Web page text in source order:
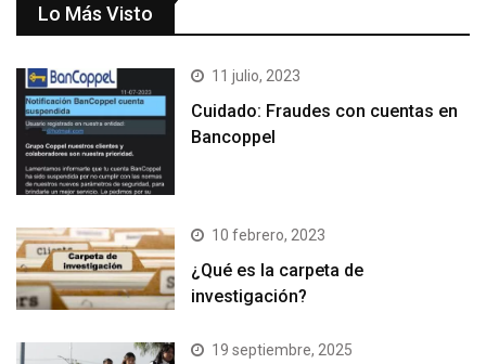
Lo Más Visto
11 julio, 2023
Cuidado: Fraudes con cuentas en
Bancoppel
10 febrero, 2023
¿Qué es la carpeta de
investigación?
19 septiembre, 2025